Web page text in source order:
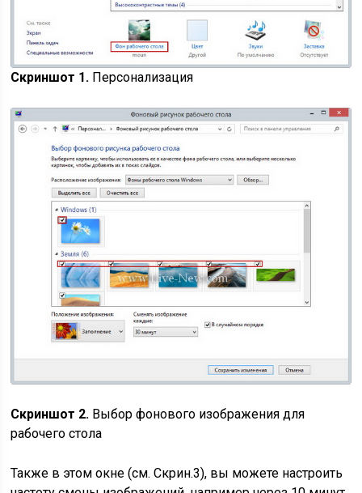
Скриншот 1. Персонализация
Скриншот 2. Выбор фонового изображения для
рабочего стола
Также в этом окне (см. Скрин.3), вы можете настроить